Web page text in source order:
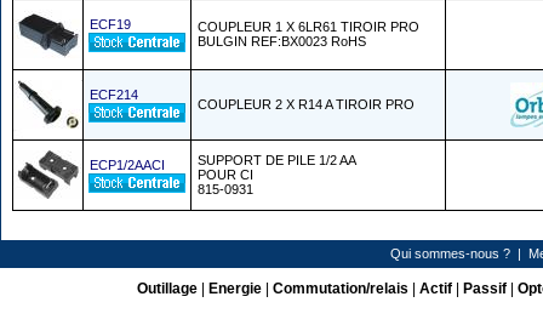
ECF19
COUPLEUR 1 X 6LR61 TIROIR PRO
BULGIN REF:BX0023 RoHS
ECF214
COUPLEUR 2 X R14 A TIROIR PRO
ECP1/2AACI
SUPPORT DE PILE 1/2 AA
POUR CI
815-0931
Qui sommes-nous ? |
Outillage| Energie| Commutation/relais Actif| Passif|